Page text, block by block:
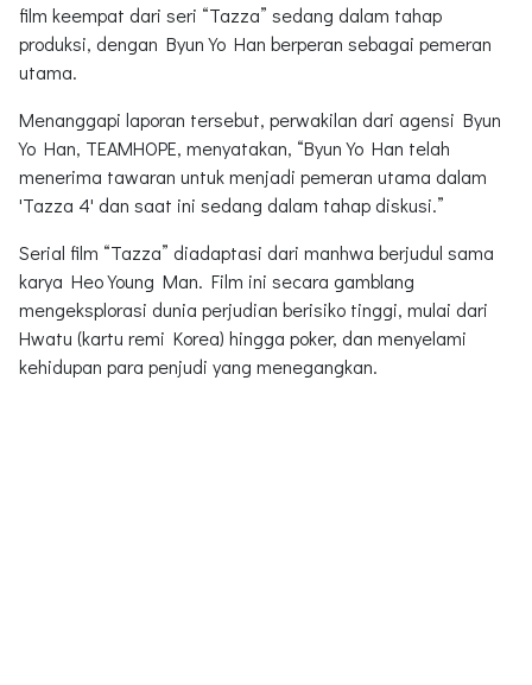
film keempat dari seri “Tazza” sedang dalam tahap
produksi, dengan Byun Yo Han berperan sebagai pemeran
utama.
Menanggapi laporan tersebut, perwakilan dari agensi Byun
Yo Han, TEAMHOPE, menyatakan, “Byun Yo Han telah
menerima tawaran untuk menjadi pemeran utama dalam
'Tazza 4' dan saat ini sedang dalam tahap diskusi.”
Serial film “Tazza” diadaptasi dari manhwa berjudul sama
karya Heo Young Man. Film ini secara gamblang
mengeksplorasi dunia perjudian berisiko tinggi, mulai dari
Hwatu (kartu remi Korea) hingga poker, dan menyelami
kehidupan para penjudi yang menegangkan.